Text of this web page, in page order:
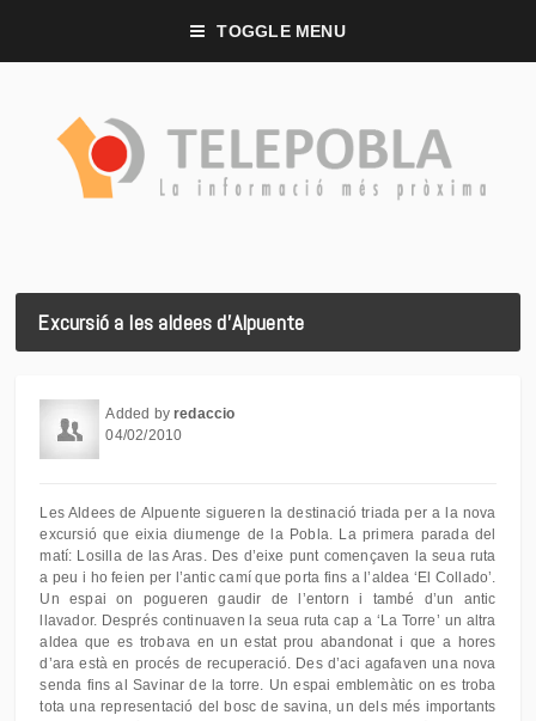
TOGGLE MENU
Excursió a les aldees d'Alpuente
Added byredaccio
04/02/2010
Les Aldees de Alpuente sigueren la destinació triada per a la nova
excursió que eixia diumenge de la Pobla. La primera parada del
matí: Losilla de las Aras. Des d’eixe punt començaven la seua ruta
a peu i ho feien per l’antic camí que porta fins a l’aldea ‘El Collado’.
Un espai on pogueren gaudir de l’entorn i també d’un antic
llavador. Després continuaven la seua ruta cap a ‘La Torre’ un altra
aldea que es trobava en un estat prou abandonat i que a hores
d’ara està en procés de recuperació. Des d’aci agafaven una nova
senda fins al Savinar de la torre. Un espai emblemàtic on es troba
tota una representació del bosc de savina, un dels més importants